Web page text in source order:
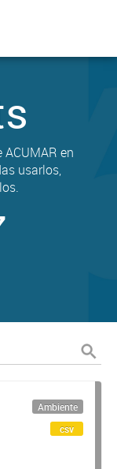
en
usarlos,
Ambiente
csv